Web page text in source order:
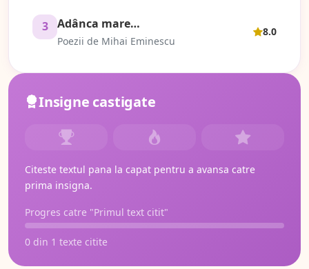
3 Adânca mare…
Poezii de Mihai Eminescu
8.0
Insigne castigate
Citeste textul pana la capat pentru a avansa catre
prima insigna.
Progres catre "Primul text citit"
0 din 1 texte citite